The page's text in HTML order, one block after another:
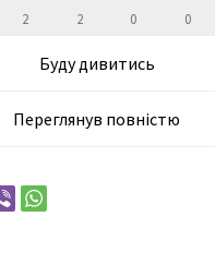
2 2 0 0
Буду дивитись
Переглянув повністю